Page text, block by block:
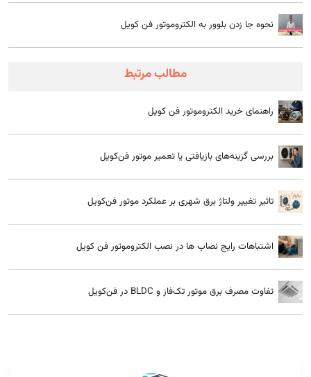
نحوه جا زدن بلوور به الکتروموتور فن کویل
مطالب مرتبط
راهنمای خرید الکتروموتور فن کویل
بررسی گزینه‌های بازیافتی یا تعمیر موتور فن‌کویل
تاثیر تغییر ولتاژ برق شهری بر عملکرد موتور فن‌کویل
اشتباهات رایج نصاب ها در نصب الکتروموتور فن کویل
تفاوت مصرف برق موتور تک‌فاز و BLDC در فن‌کویل